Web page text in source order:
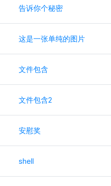
告诉你个秘密
这是一张单纯的图片
文件包含
文件包含2
安慰奖
shell